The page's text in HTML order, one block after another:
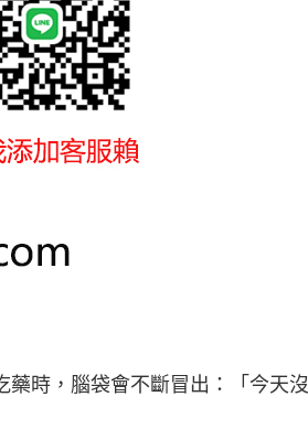
時，腦袋會不斷冒出：「今天沒